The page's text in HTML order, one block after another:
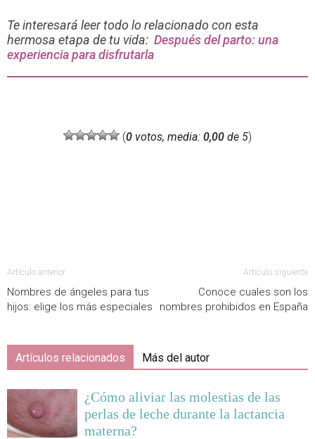
Te interesará leer todo lo relacionado con esta
hermosa etapa de tu vida: Después del parto: una
experiencia para disfrutarla
(0 votos, media: 0,00 de 5)
Artículo anterior
Nombres de ángeles para tus
hijos: elige los más especiales
Artículo siguiente
Conoce cuales son los
nombres prohibidos en España
Artículos relacionados Más del autor
¿Cómo aliviar las molestias de las
perlas de leche durante la lactancia
materna?